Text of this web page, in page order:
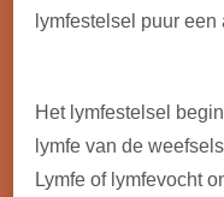
lymfestelsel puur
Het lymfestelsel
lymfe van de
Lymfe of lymfevocht